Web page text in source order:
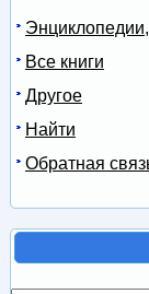
Все книги
Другое
Найти
Обратная